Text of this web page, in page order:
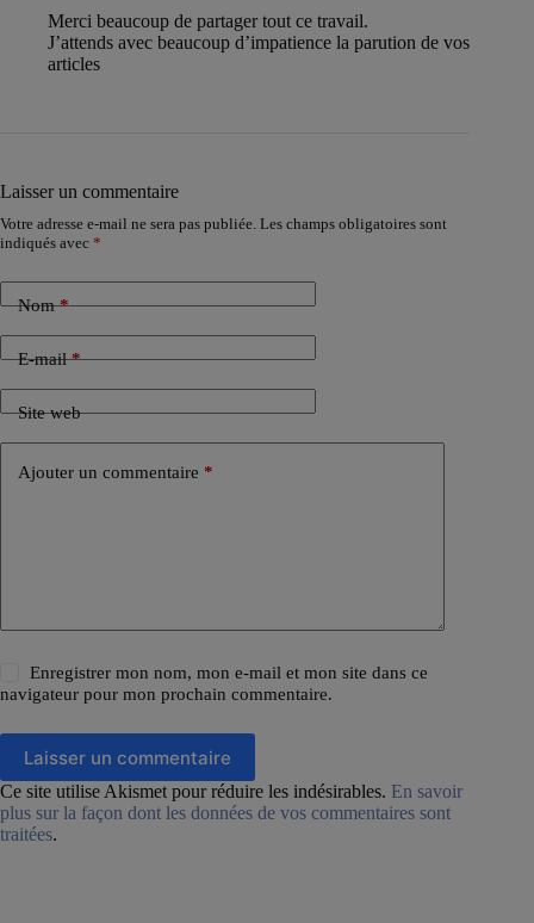
Merci beaucoup de partager tout ce travail.
J’attends avec beaucoup d’impatience la parution de vos
articles
Laisser un commentaire
Votre adresse e-mail ne sera pas publiée. Les champs obligatoires sont
indiqués avec *
Nom*
E-mail*
Site web
Ajouter un commentaire *
Enregistrer mon nom, mon e-mail et mon site dans ce
navigateur pour mon prochain commentaire.
Laisser un commentaire
Ce site utilise Akismet pour réduire les indésirables. En savoir
plus sur la façon dont les données de vos commentaires sont
traitées.